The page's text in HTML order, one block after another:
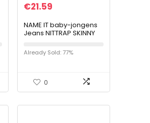
€21.59
NAME IT baby-jongens
Jeans NITTRAP SKINNY
Already Sold: 77%
0